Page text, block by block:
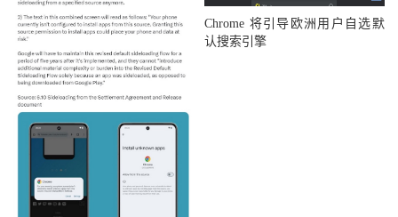
Chrome 将引导欧洲用户自选默
认搜索引擎